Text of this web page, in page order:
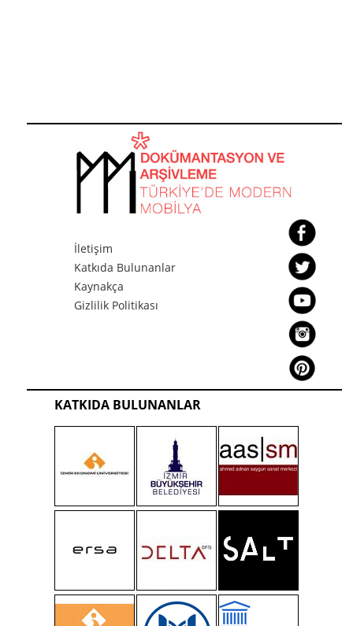
İletişim
Katkıda Bulunanlar
Kaynakça
Gizlilik Politikası
KATKIDA BULUNANLAR